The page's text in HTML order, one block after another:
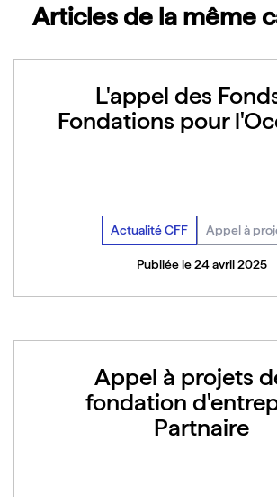
Articles de la même
L'appel des
Fondations pour
Actualité CFF Appel à
Publiée le 24 avril 2025
Appel à projets
fondation
Partnaire